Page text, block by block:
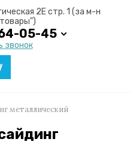
2Е стр. 1 (за м-н
05-45
звонок
металлический